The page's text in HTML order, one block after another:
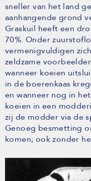
sneller van het land
aanhangende grond
Graskuil heeft een
70%. Onder
vermenigvuldigen
zeldzame
wanneer koeien
in de boerenkaas
en wanneer nog in
koeien in een
zij de modder via de
Genoeg besmetting
komen; ook zonder